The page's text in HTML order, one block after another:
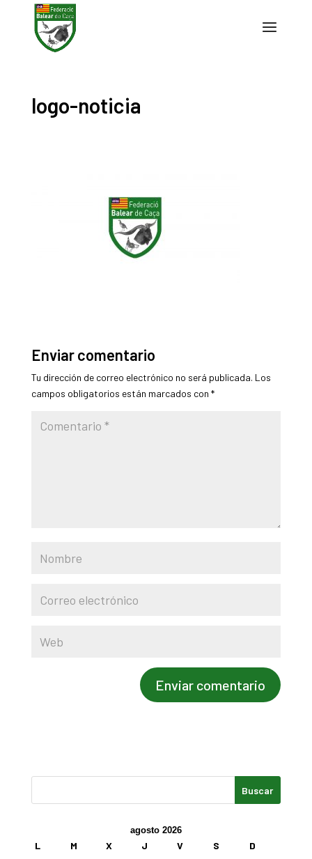
logo-noticia
Enviar comentario
Tu dirección de correo electrónico no será publicada. Los
campos obligatorios están marcados con *
agosto 2026
L M X J V S
D